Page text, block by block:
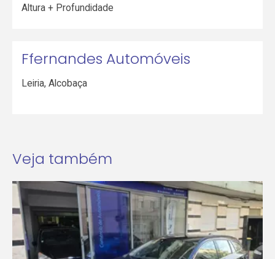
Altura + Profundidade
Ffernandes Automóveis
Leiria,Alcobaça
Veja também